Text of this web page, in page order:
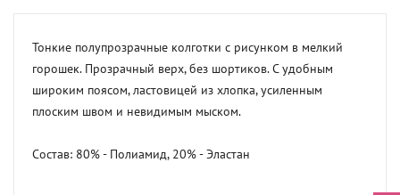
Тонкие полупрозрачные колготки с рисунком в мелкий
горошек. Прозрачный верх, без шортиков. С удобным
широким поясом, ластовицей из хлопка, усиленным
плоским швом и невидимым мыском.
Состав: 80% - Полиамид, 20% - Эластан